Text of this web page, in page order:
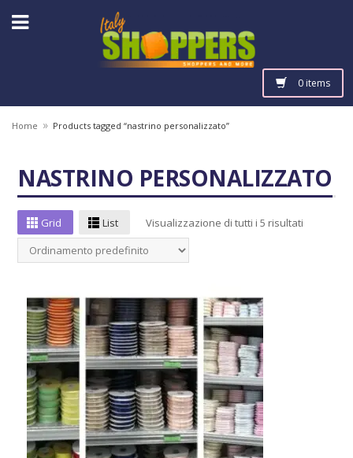
0 items
Home » Products tagged “nastrino personalizzato”
NASTRINO PERSONALIZZATO
Grid List Visualizzazione di tutti i 5 risultati